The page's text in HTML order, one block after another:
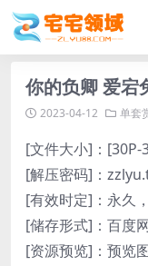
你的负卿 爱宕
2023-04-12 单套
[文件大小]：[30P-
[解压密码]：
[有效时定]：永久
[储存形式]：百度
[资源预览]：预览